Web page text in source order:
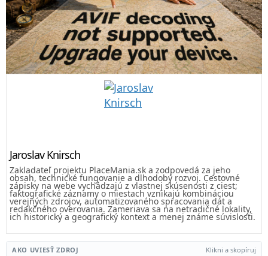
Jaroslav Knirsch
Zakladateľ projektu PlaceMania.sk a zodpovedá za jeho
obsah, technické fungovanie a dlhodobý rozvoj. Cestovné
zápisky na webe vychádzajú z vlastnej skúsenosti z ciest;
faktografické záznamy o miestach vznikajú kombináciou
verejných zdrojov, automatizovaného spracovania dát a
redakčného overovania. Zameriava sa na netradičné lokality,
ich historický a geografický kontext a menej známe súvislosti.
AKO UVIESŤ ZDROJ Klikni a skopíruj